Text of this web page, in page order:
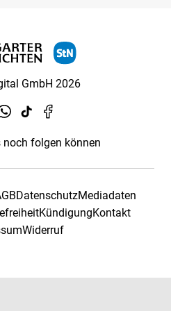
GmbH 2026
noch folgen können
DatenschutzMediadaten
KündigungKontakt
Widerruf